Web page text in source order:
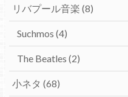
リバプール音楽 (8)
Suchmos (4)
The Beatles (2)
小ネタ (68)